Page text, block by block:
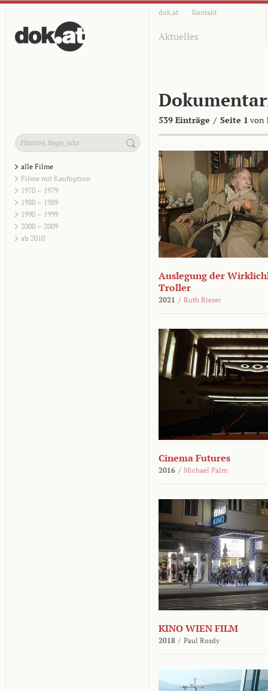
dok.at Kontakt
Aktuelles
539 Einträge / Seite 1 von
alle Filme
Filme mit Kaufoption
1970 – 1979
1980 – 1989
1990 – 1999
2000 – 2009
ab 2010
Auslegung der
Troller
2021 / Ruth Rieser
Cinema Futures
2016 / Michael Palm
KINO WIEN FILM
2018 / Paul Rosdy